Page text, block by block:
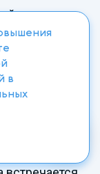
расчет
получают
в